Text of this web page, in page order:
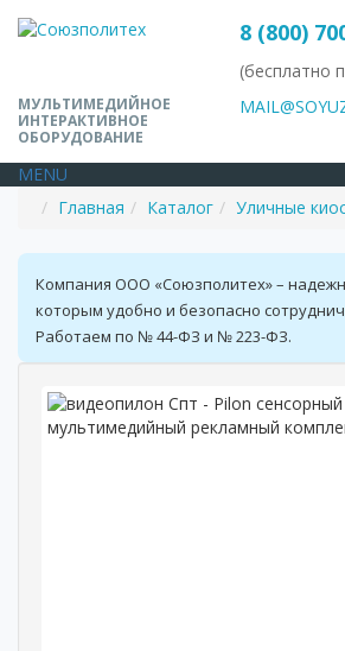
8 (800)
(бесплатно
МУЛЬТИМЕДИЙНОЕ
ИНТЕРАКТИВНОЕ
ОБОРУДОВАНИЕ
MENU
Главная
Каталог Уличные
Компания ООО «Союзполитех» –
которым удобно и безопасно
Работаем по № 44-ФЗ и № 223-ФЗ.